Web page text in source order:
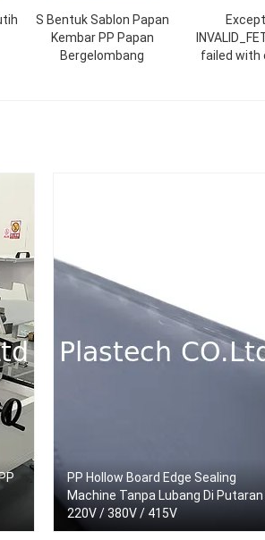
S Bentuk Sablon Papan
Kembar PP Papan
Bergelombang
failed with
PP Hollow Board Edge Sealing
Machine Tanpa Lubang Di Putaran
220V / 380V / 415V